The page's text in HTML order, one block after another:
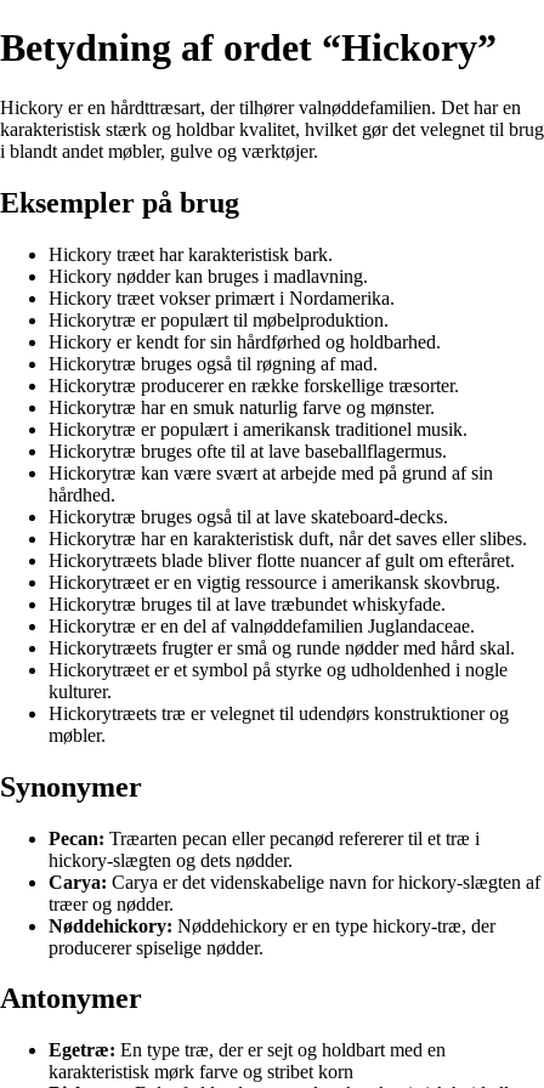
Betydning af ordet “Hickory”
Hickory er en hårdttræsart, der tilhører valnøddefamilien. Det har en
karakteristisk stærk og holdbar kvalitet, hvilket gør det velegnet til brug
i blandt andet møbler, gulve og værktøjer.
Eksempler på brug
Hickory træet har karakteristisk bark.
Hickory nødder kan bruges i madlavning.
Hickory træet vokser primært i Nordamerika.
Hickorytræ er populært til møbelproduktion.
Hickory er kendt for sin hårdførhed og holdbarhed.
Hickorytræ bruges også til røgning af mad.
Hickorytræ producerer en række forskellige træsorter.
Hickorytræ har en smuk naturlig farve og mønster.
Hickorytræ er populært i amerikansk traditionel musik.
Hickorytræ bruges ofte til at lave baseballflagermus.
Hickorytræ kan være svært at arbejde med på grund af sin
hårdhed.
Hickorytræ bruges også til at lave skateboard-decks.
Hickorytræ har en karakteristisk duft, når det saves eller slibes.
Hickorytræets blade bliver flotte nuancer af gult om efteråret.
Hickorytræet er en vigtig ressource i amerikansk skovbrug.
Hickorytræ bruges til at lave træbundet whiskyfade.
Hickorytræ er en del af valnøddefamilien Juglandaceae.
Hickorytræets frugter er små og runde nødder med hård skal.
Hickorytræet er et symbol på styrke og udholdenhed i nogle
kulturer.
Hickorytræets træ er velegnet til udendørs konstruktioner og
møbler.
Synonymer
Pecan: Træarten pecan eller pecanød refererer til et træ i
hickory-slægten og dets nødder.
Carya: Carya er det videnskabelige navn for hickory-slægten af
træer og nødder.
Nøddehickory: Nøddehickory er en type hickory-træ, der
producerer spiselige nødder.
Antonymer
Egetræ: En type træ, der er sejt og holdbart med en
karakteristisk mørk farve og stribet korn